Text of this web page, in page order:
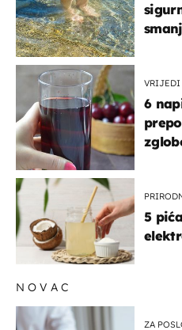
VRIJEDI
6
5
NOVAC
ZA